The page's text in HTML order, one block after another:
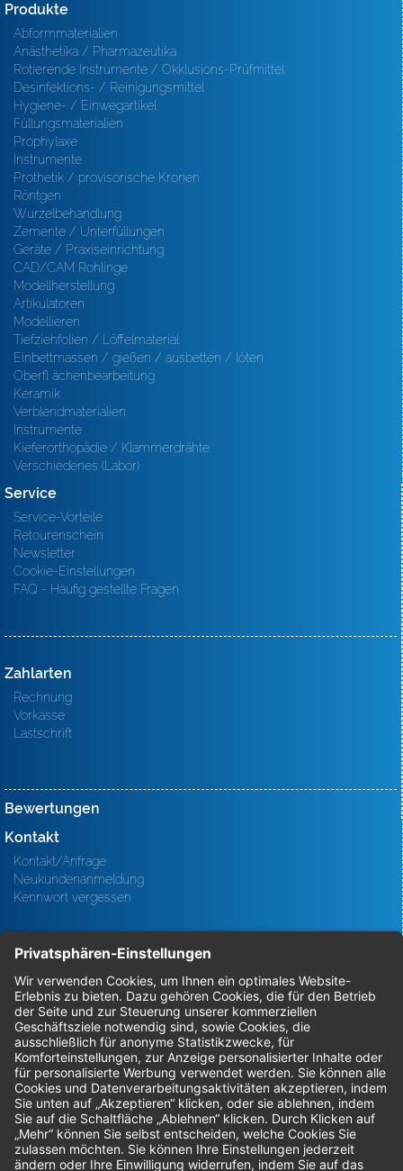
Produkte
Abformmaterialien
Anästhetika / Pharmazeutika
Rotierende Instrumente / Okklusions-Prüfmittel
Desinfektions- / Reinigungsmittel
Hygiene- / Einwegartikel
Füllungsmaterialien
Prophylaxe
Instrumente
Prothetik / provisorische Kronen
Röntgen
Wurzelbehandlung
Zemente / Unterfüllungen
Geräte / Praxiseinrichtung
CAD/CAM Rohlinge
Modellherstellung
Artikulatoren
Modellieren
Tiefziehfolien / Löffelmaterial
Einbettmassen / gießen / ausbetten / löten
Oberfl ächenbearbeitung
Keramik
Verblendmaterialien
Instrumente
Kieferorthopädie / Klammerdrähte
Verschiedenes (Labor)
Service
Service-Vorteile
Retourenschein
Newsletter
Cookie-Einstellungen
FAQ - Häufig gestellte Fragen
Zahlarten
Rechnung
Vorkasse
Lastschrift
Bewertungen
Kontakt
Kontakt/Anfrage
Neukundenanmeldung
Kennwort vergessen
Bestellungen
Sendung verfolgen
Geprüfter Shop